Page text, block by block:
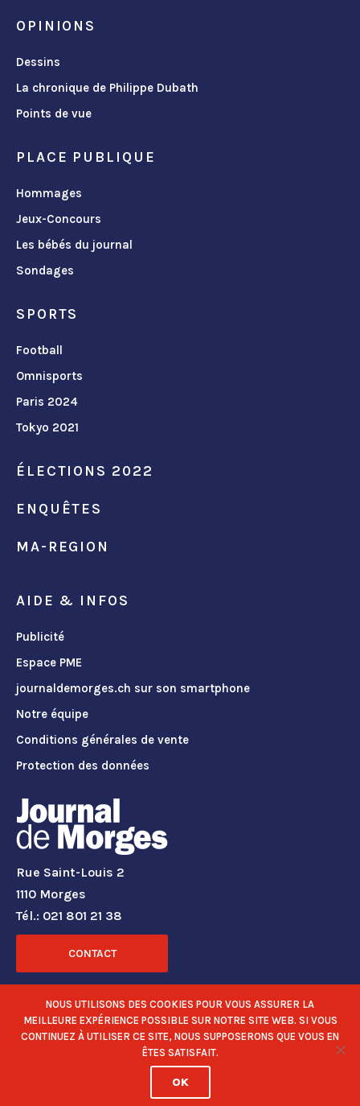
OPINIONS
Dessins
La chronique de Philippe Dubath
Points de vue
PLACE PUBLIQUE
Hommages
Jeux-Concours
Les bébés du journal
Sondages
SPORTS
Football
Omnisports
Paris 2024
Tokyo 2021
ÉLECTIONS 2022
ENQUÊTES
MA-REGION
AIDE & INFOS
Publicité
Espace PME
journaldemorges.ch sur son smartphone
Notre équipe
Conditions générales de vente
Protection des données
Rue Saint-Louis 2
1110 Morges
Tél.: 021 801 21 38
CONTACT
RÉSEAUX SOCIAUX
NOUS UTILISONS DES COOKIES POUR VOUS ASSURER LA
MEILLEURE EXPÉRIENCE POSSIBLE SUR NOTRE SITE WEB. SI VOUS
CONTINUEZ À UTILISER CE SITE, NOUS SUPPOSERONS QUE VOUS EN
ÊTES SATISFAIT.
OK